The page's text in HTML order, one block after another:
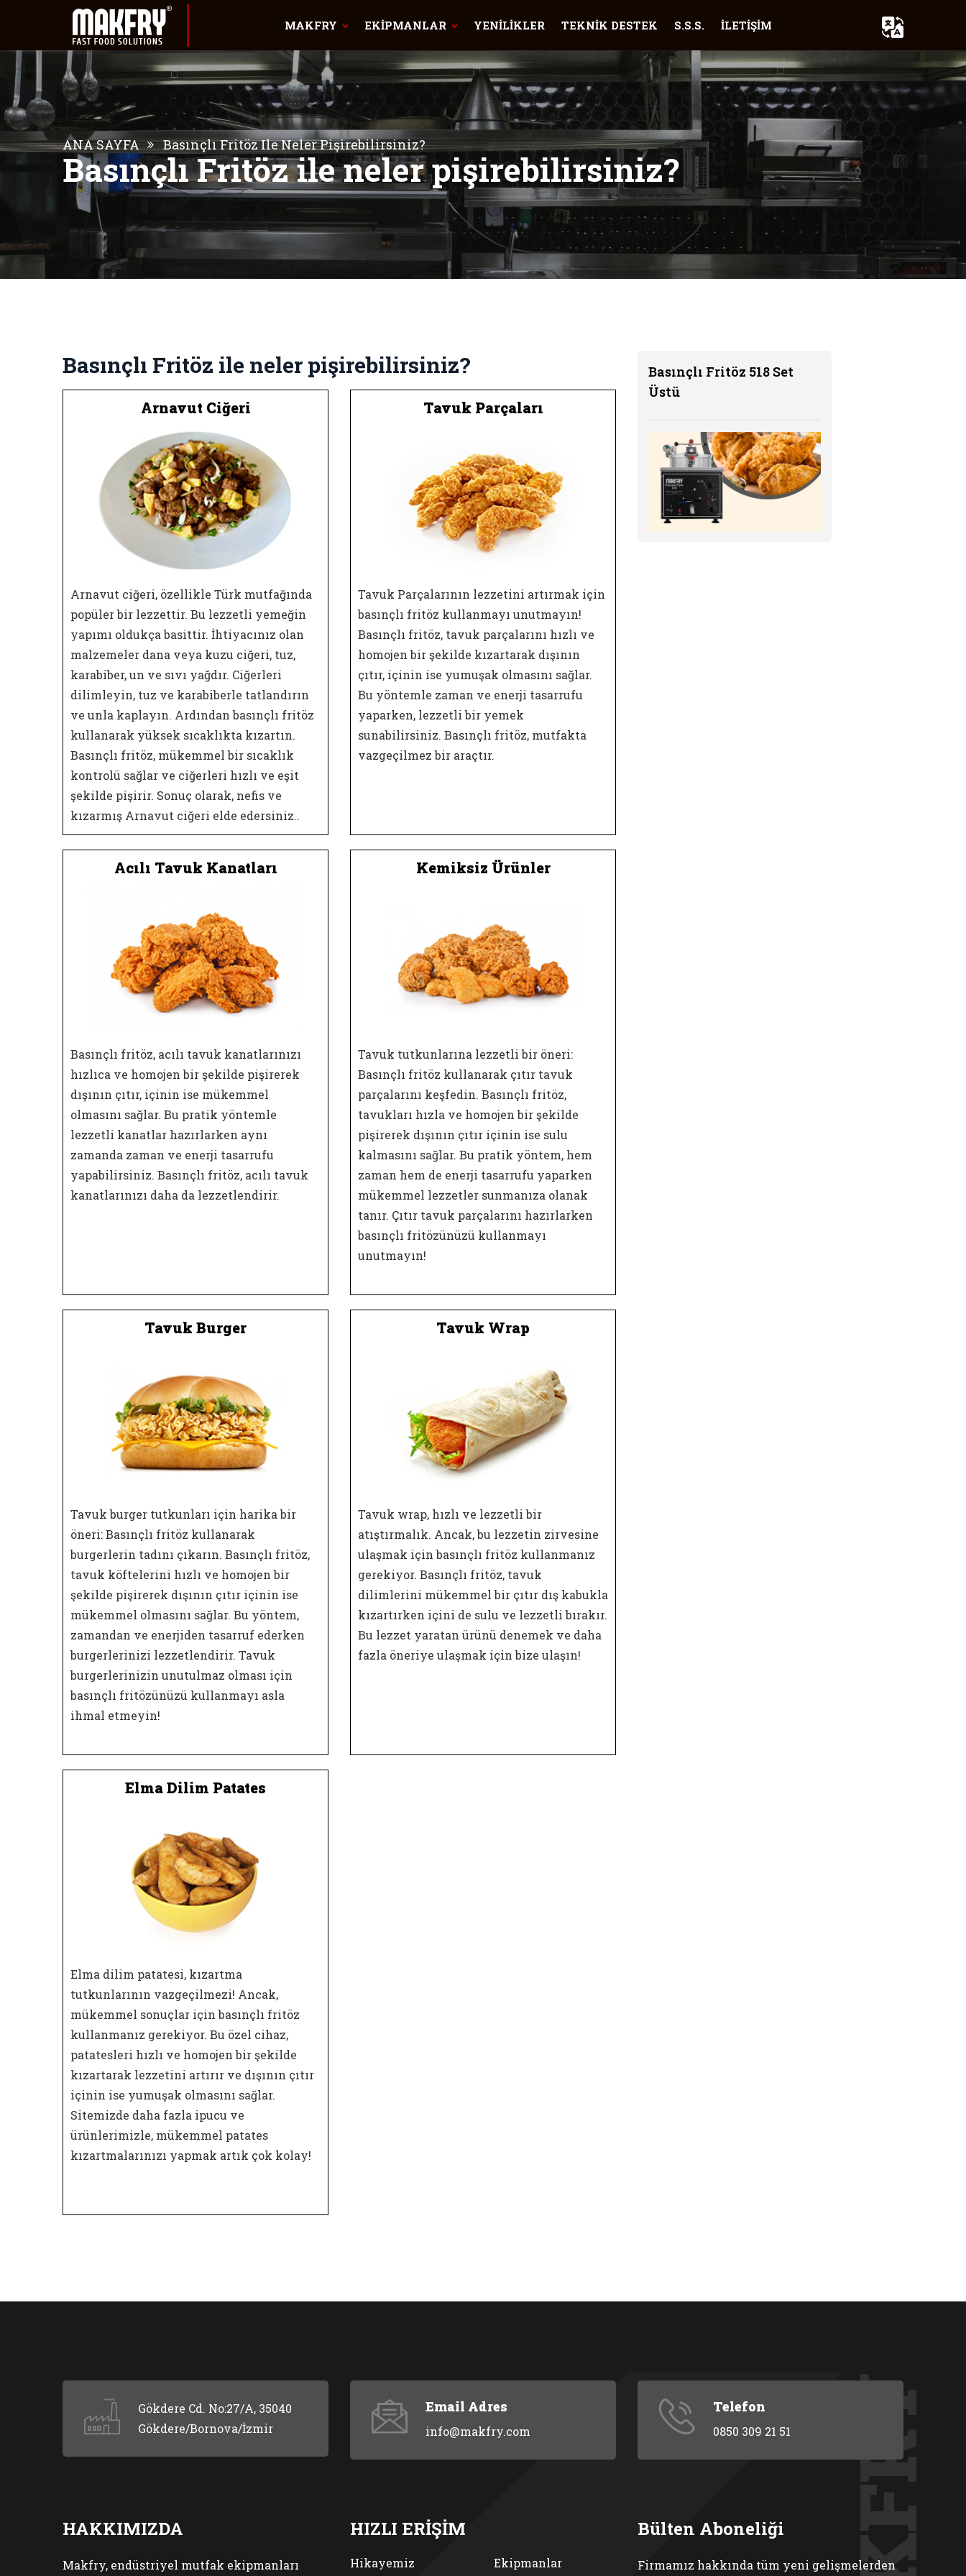
MAKFRY EKİPMANLAR YENİLİKLER TEKNİK DESTEK S.S.S. İLETİŞİM
ANA SAYFA Basınçlı Fritöz Ile Neler Pişirebilirsiniz?
Basınçlı Fritöz ile neler pişirebilirsiniz?
Basınçlı Fritöz ile neler pişirebilirsiniz?
Arnavut Ciğeri
Arnavut ciğeri, özellikle Türk mutfağında
popüler bir lezzettir. Bu lezzetli yemeğin
yapımı oldukça basittir. İhtiyacınız olan
malzemeler dana veya kuzu ciğeri, tuz,
karabiber, un ve sıvı yağdır. Ciğerleri
dilimleyin, tuz ve karabiberle tatlandırın
ve unla kaplayın. Ardından basınçlı fritöz
kullanarak yüksek sıcaklıkta kızartın.
Basınçlı fritöz, mükemmel bir sıcaklık
kontrolü sağlar ve ciğerleri hızlı ve eşit
şekilde pişirir. Sonuç olarak, nefis ve
kızarmış Arnavut ciğeri elde edersiniz..
Tavuk Parçaları
Tavuk Parçalarının lezzetini artırmak için
basınçlı fritöz kullanmayı unutmayın!
Basınçlı fritöz, tavuk parçalarını hızlı ve
homojen bir şekilde kızartarak dışının
çıtır, içinin ise yumuşak olmasını sağlar.
Bu yöntemle zaman ve enerji tasarrufu
yaparken, lezzetli bir yemek
sunabilirsiniz. Basınçlı fritöz, mutfakta
vazgeçilmez bir araçtır.
Acılı Tavuk Kanatları
Basınçlı fritöz, acılı tavuk kanatlarınızı
hızlıca ve homojen bir şekilde pişirerek
dışının çıtır, içinin ise mükemmel
olmasını sağlar. Bu pratik yöntemle
lezzetli kanatlar hazırlarken aynı
zamanda zaman ve enerji tasarrufu
yapabilirsiniz. Basınçlı fritöz, acılı tavuk
kanatlarınızı daha da lezzetlendirir.
Kemiksiz Ürünler
Tavuk tutkunlarına lezzetli bir öneri:
Basınçlı fritöz kullanarak çıtır tavuk
parçalarını keşfedin. Basınçlı fritöz,
tavukları hızla ve homojen bir şekilde
pişirerek dışının çıtır içinin ise sulu
kalmasını sağlar. Bu pratik yöntem, hem
zaman hem de enerji tasarrufu yaparken
mükemmel lezzetler sunmanıza olanak
tanır. Çıtır tavuk parçalarını hazırlarken
basınçlı fritözünüzü kullanmayı
unutmayın!
Tavuk Burger
Tavuk burger tutkunları için harika bir
öneri: Basınçlı fritöz kullanarak
burgerlerin tadını çıkarın. Basınçlı fritöz,
tavuk köftelerini hızlı ve homojen bir
şekilde pişirerek dışının çıtır içinin ise
mükemmel olmasını sağlar. Bu yöntem,
zamandan ve enerjiden tasarruf ederken
burgerlerinizi lezzetlendirir. Tavuk
burgerlerinizin unutulmaz olması için
basınçlı fritözünüzü kullanmayı asla
ihmal etmeyin!
Tavuk Wrap
Tavuk wrap, hızlı ve lezzetli bir
atıştırmalık. Ancak, bu lezzetin zirvesine
ulaşmak için basınçlı fritöz kullanmanız
gerekiyor. Basınçlı fritöz, tavuk
dilimlerini mükemmel bir çıtır dış kabukla
kızartırken içini de sulu ve lezzetli bırakır.
Bu lezzet yaratan ürünü denemek ve daha
fazla öneriye ulaşmak için bize ulaşın!
Elma Dilim Patates
Elma dilim patatesi, kızartma
tutkunlarının vazgeçilmezi! Ancak,
mükemmel sonuçlar için basınçlı fritöz
kullanmanız gerekiyor. Bu özel cihaz,
patatesleri hızlı ve homojen bir şekilde
kızartarak lezzetini artırır ve dışının çıtır
içinin ise yumuşak olmasını sağlar.
Sitemizde daha fazla ipucu ve
ürünlerimizle, mükemmel patates
kızartmalarınızı yapmak artık çok kolay!
Basınçlı Fritöz 518 Set
Üstü
Gökdere Cd. No:27/A, 35040
Gökdere/Bornova/İzmir
Email Adres
info@makfry.com
Telefon
0850 309 21 51
HAKKIMIZDA
Makfry, endüstriyel mutfak ekipmanları
HIZLI ERİŞİM
Hikayemiz Ekipmanlar
Bülten Aboneliği
Firmamız hakkında tüm yeni gelişmelerden